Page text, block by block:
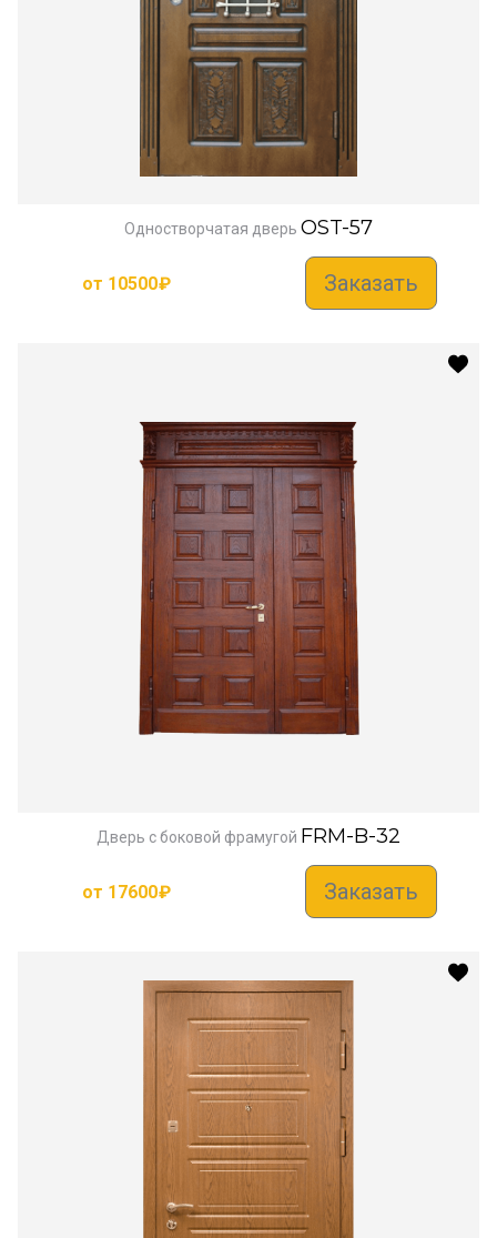
Одностворчатая дверь OST-57
от 10500₽ Заказать
Дверь с боковой фрамугой FRM-B-32
от 17600₽ Заказать